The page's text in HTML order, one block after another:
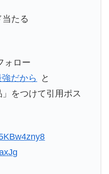
たる
ォロー
だから
と
」をつけて引用ポス